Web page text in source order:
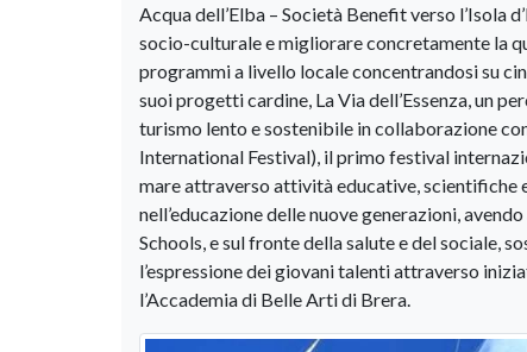
Acqua dell’Elba – Società Benefit verso l’Isola
socio-culturale e migliorare concretamente la
programmi a livello locale concentrandosi su
suoi progetti cardine, La Via dell’Essenza, un
turismo lento e sostenibile in collaborazione
International Festival), il primo festival
mare attraverso attività educative, scientifiche
nell’educazione delle nuove generazioni,
Schools, e sul fronte della salute e del sociale,
l’espressione dei giovani talenti attraverso
l’Accademia di Belle Arti di Brera.